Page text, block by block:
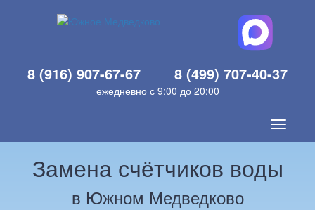
8 (916) 907-67-67 8 (499) 707-40-37
ежедневно с 9:00 до 20:00
Toggle
Замена счётчиков воды
в Южном Медведково